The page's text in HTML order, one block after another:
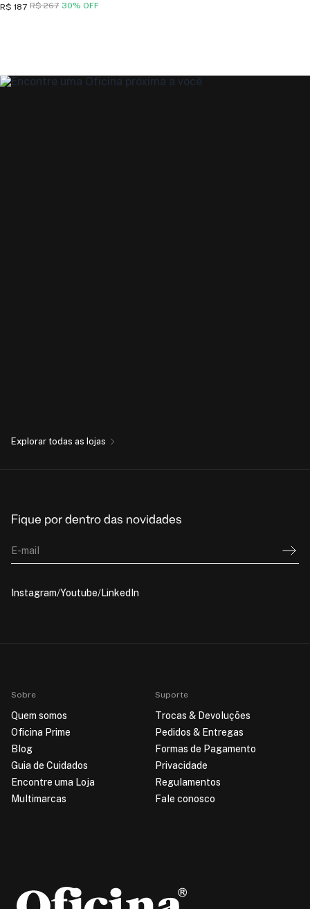
R$ 187 30% OFF
R$ 267
Explorar todas as lojas
Fique por dentro das novidades
E-mail
Instagram Youtube LinkedIn
Sobre
Quem somos
Oficina Prime
Blog
Guia de Cuidados
Encontre uma Loja
Multimarcas
Suporte
Trocas & Devoluções
Pedidos & Entregas
Formas de Pagamento
Privacidade
Regulamentos
Fale conosco